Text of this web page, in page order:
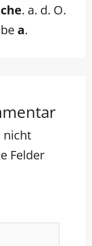
. a. d. O.
a.
nicht
Felder